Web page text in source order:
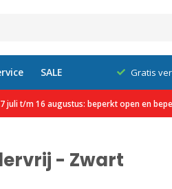
SALE Gratis
juli t/m 16 augustus: beperkt open en
- Zwart